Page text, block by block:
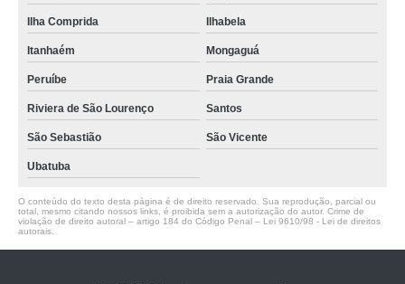
Ilha Comprida Ilhabela
Itanhaém Mongaguá
Peruíbe Praia Grande
Riviera de São Lourenço Santos
São Sebastião São Vicente
Ubatuba
O conteúdo do texto desta página é de direito reservado. Sua reprodução, parcial ou
total, mesmo citando nossos links, é proibida sem a autorização do autor. Crime de
violação de direito autoral – artigo 184 do Código Penal – Lei 9610/98 - Lei de direitos
autorais